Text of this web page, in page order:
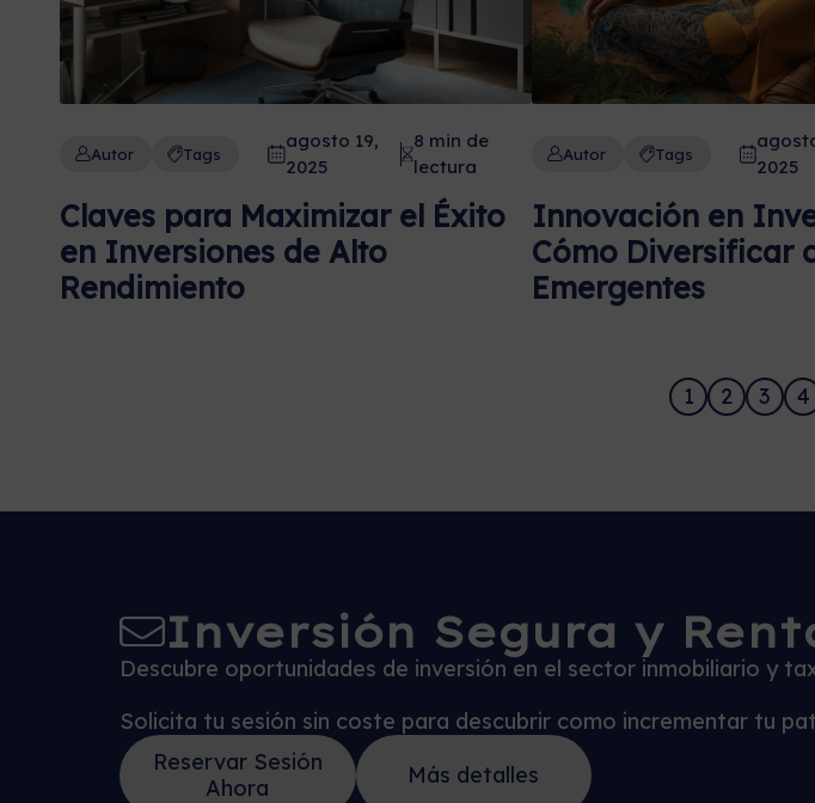
Autor Tags
agosto 19,
2025
8 min de
lectura
Claves para Maximizar el Éxito
en Inversiones de Alto
Rendimiento
Autor Tags
2025
Innovación en
Cómo Diversificar
Emergentes
1 2 3 4
Inversión Segura y
Descubre oportunidades de inversión en el sector inmobiliario y
Solicita tu sesión sin coste para descubrir como incrementar tu
Reservar Sesión
Ahora
Más detalles